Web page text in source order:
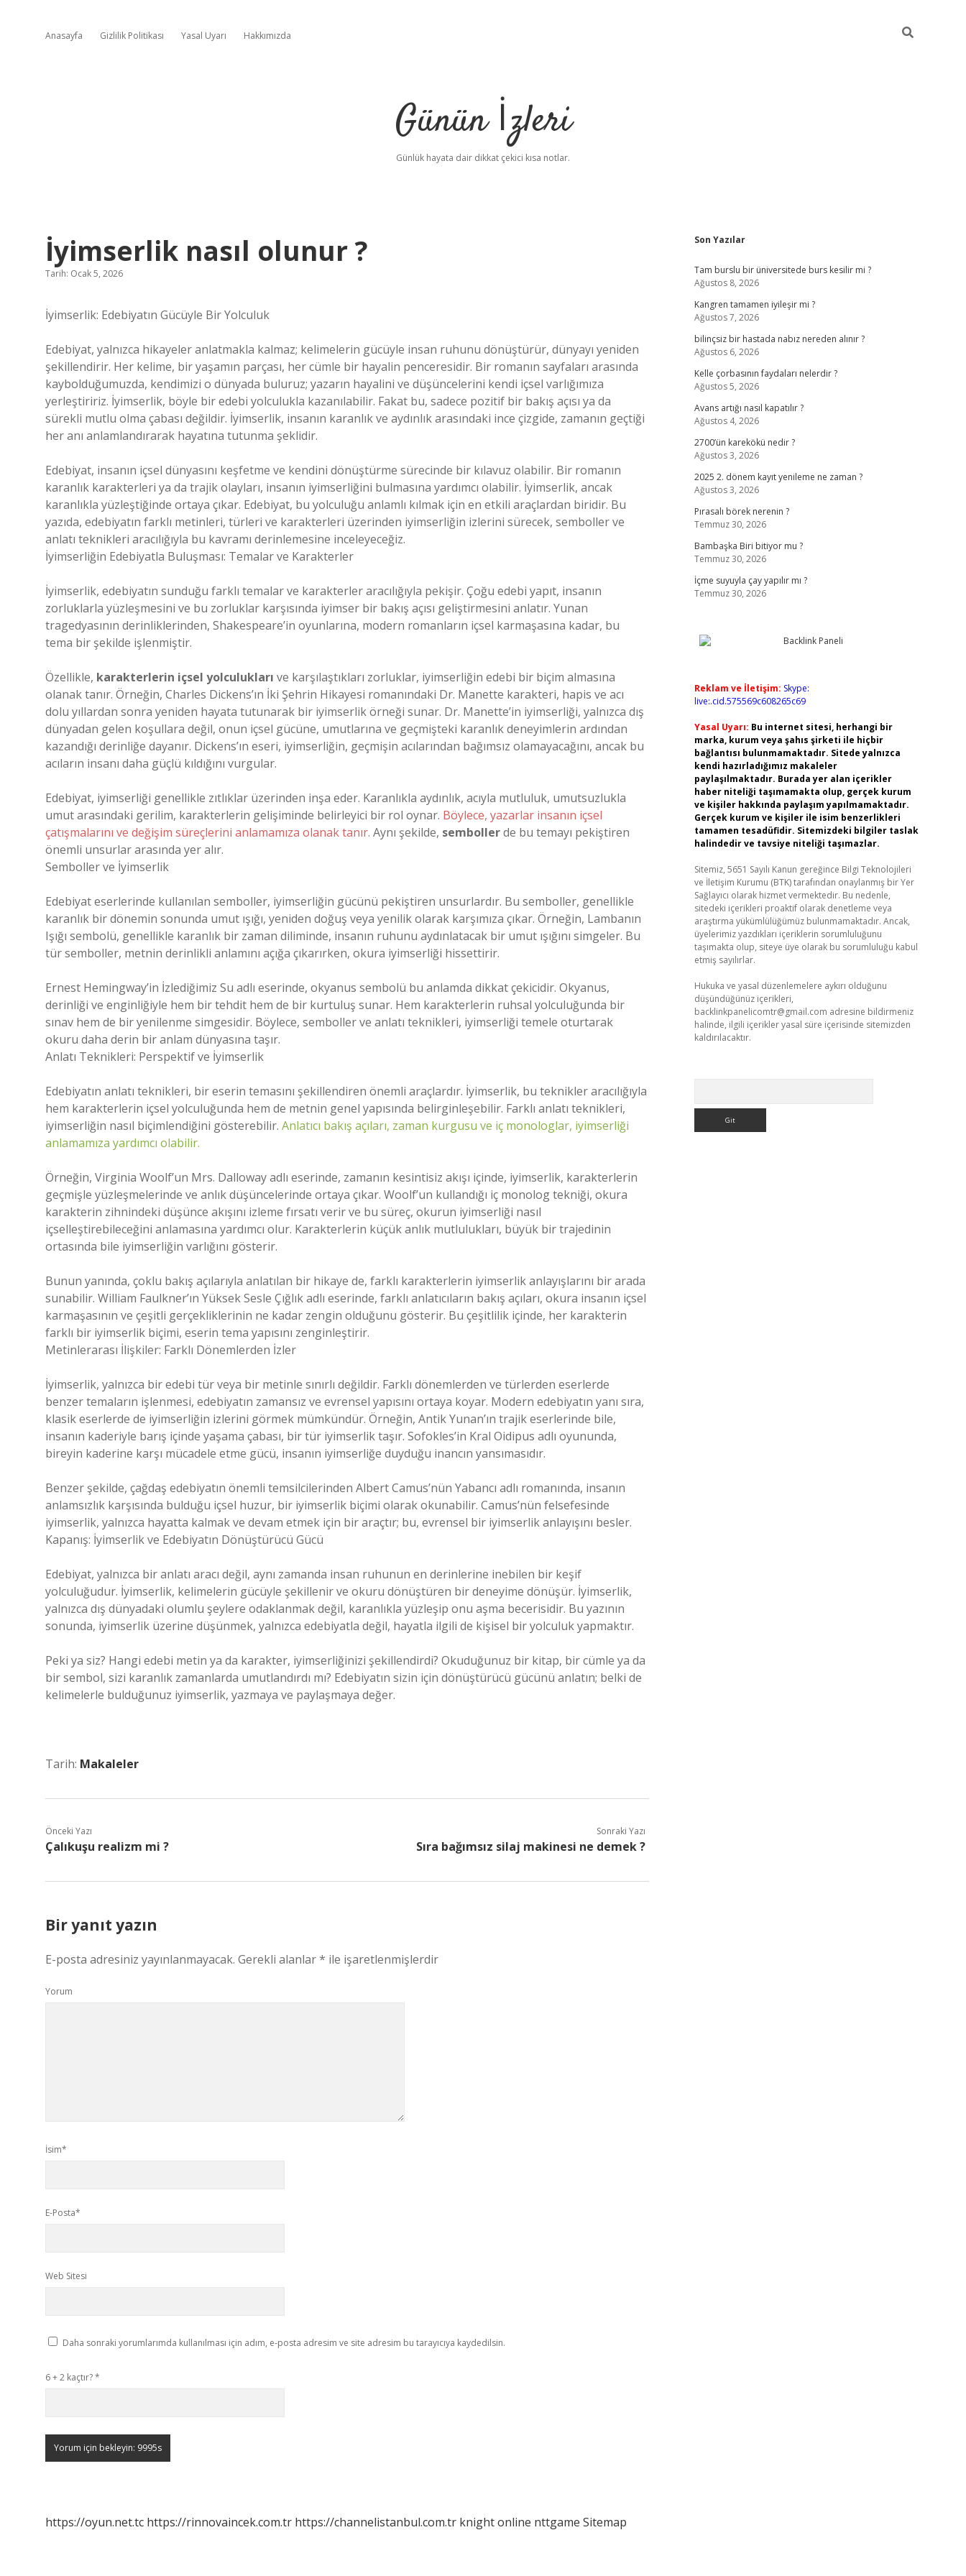
Anasayfa Gizlilik Politikası Yasal Uyarı Hakkımızda
Günün İzleri
Günlük hayata dair dikkat çekici kısa notlar.
İyimserlik nasıl olunur ?
Tarih: Ocak 5, 2026
İyimserlik: Edebiyatın Gücüyle Bir Yolculuk
Edebiyat, yalnızca hikayeler anlatmakla kalmaz; kelimelerin gücüyle insan ruhunu dönüştürür, dünyayı yeniden
şekillendirir. Her kelime, bir yaşamın parçası, her cümle bir hayalin penceresidir. Bir romanın sayfaları arasında
kaybolduğumuzda, kendimizi o dünyada buluruz; yazarın hayalini ve düşüncelerini kendi içsel varlığımıza
yerleştiririz. İyimserlik, böyle bir edebi yolculukla kazanılabilir. Fakat bu, sadece pozitif bir bakış açısı ya da
sürekli mutlu olma çabası değildir. İyimserlik, insanın karanlık ve aydınlık arasındaki ince çizgide, zamanın geçtiği
her anı anlamlandırarak hayatına tutunma şeklidir.
Edebiyat, insanın içsel dünyasını keşfetme ve kendini dönüştürme sürecinde bir kılavuz olabilir. Bir romanın
karanlık karakterleri ya da trajik olayları, insanın iyimserliğini bulmasına yardımcı olabilir. İyimserlik, ancak
karanlıkla yüzleştiğinde ortaya çıkar. Edebiyat, bu yolculuğu anlamlı kılmak için en etkili araçlardan biridir. Bu
yazıda, edebiyatın farklı metinleri, türleri ve karakterleri üzerinden iyimserliğin izlerini sürecek, semboller ve
anlatı teknikleri aracılığıyla bu kavramı derinlemesine inceleyeceğiz.
İyimserliğin Edebiyatla Buluşması: Temalar ve Karakterler
İyimserlik, edebiyatın sunduğu farklı temalar ve karakterler aracılığıyla pekişir. Çoğu edebi yapıt, insanın
zorluklarla yüzleşmesini ve bu zorluklar karşısında iyimser bir bakış açısı geliştirmesini anlatır. Yunan
tragedyasının derinliklerinden, Shakespeare’in oyunlarına, modern romanların içsel karmaşasına kadar, bu
tema bir şekilde işlenmiştir.
Özellikle, karakterlerin içsel yolculukları ve karşılaştıkları zorluklar, iyimserliğin edebi bir biçim almasına
olanak tanır. Örneğin, Charles Dickens’ın İki Şehrin Hikayesi romanındaki Dr. Manette karakteri, hapis ve acı
dolu yıllardan sonra yeniden hayata tutunarak bir iyimserlik örneği sunar. Dr. Manette’in iyimserliği, yalnızca dış
dünyadan gelen koşullara değil, onun içsel gücüne, umutlarına ve geçmişteki karanlık deneyimlerin ardından
kazandığı derinliğe dayanır. Dickens’ın eseri, iyimserliğin, geçmişin acılarından bağımsız olamayacağını, ancak bu
acıların insanı daha güçlü kıldığını vurgular.
Edebiyat, iyimserliği genellikle zıtlıklar üzerinden inşa eder. Karanlıkla aydınlık, acıyla mutluluk, umutsuzlukla
umut arasındaki gerilim, karakterlerin gelişiminde belirleyici bir rol oynar. Böylece, yazarlar insanın içsel
çatışmalarını ve değişim süreçlerini anlamamıza olanak tanır. Aynı şekilde, sembollerde bu temayı pekiştiren
önemli unsurlar arasında yer alır.
Semboller ve İyimserlik
Edebiyat eserlerinde kullanılan semboller, iyimserliğin gücünü pekiştiren unsurlardır. Bu semboller, genellikle
karanlık bir dönemin sonunda umut ışığı, yeniden doğuş veya yenilik olarak karşımıza çıkar. Örneğin, Lambanın
Işığı sembolü, genellikle karanlık bir zaman diliminde, insanın ruhunu aydınlatacak bir umut ışığını simgeler. Bu
tür semboller, metnin derinlikli anlamını açığa çıkarırken, okura iyimserliği hissettirir.
Ernest Hemingway’in İzlediğimiz Su adlı eserinde, okyanus sembolü bu anlamda dikkat çekicidir. Okyanus,
derinliği ve enginliğiyle hem bir tehdit hem de bir kurtuluş sunar. Hem karakterlerin ruhsal yolculuğunda bir
sınav hem de bir yenilenme simgesidir. Böylece, semboller ve anlatı teknikleri, iyimserliği temele oturtarak
okuru daha derin bir anlam dünyasına taşır.
Anlatı Teknikleri: Perspektif ve İyimserlik
Edebiyatın anlatı teknikleri, bir eserin temasını şekillendiren önemli araçlardır. İyimserlik, bu teknikler aracılığıyla
hem karakterlerin içsel yolculuğunda hem de metnin genel yapısında belirginleşebilir. Farklı anlatı teknikleri,
iyimserliğin nasıl biçimlendiğini gösterebilir. Anlatıcı bakış açıları, zaman kurgusu ve iç monologlar, iyimserliği
anlamamıza yardımcı olabilir.
Örneğin, Virginia Woolf’un Mrs. Dalloway adlı eserinde, zamanın kesintisiz akışı içinde, iyimserlik, karakterlerin
geçmişle yüzleşmelerinde ve anlık düşüncelerinde ortaya çıkar. Woolf’un kullandığı iç monolog tekniği, okura
karakterin zihnindeki düşünce akışını izleme fırsatı verir ve bu süreç, okurun iyimserliği nasıl
içselleştirebileceğini anlamasına yardımcı olur. Karakterlerin küçük anlık mutlulukları, büyük bir trajedinin
ortasında bile iyimserliğin varlığını gösterir.
Bunun yanında, çoklu bakış açılarıyla anlatılan bir hikaye de, farklı karakterlerin iyimserlik anlayışlarını bir arada
sunabilir. William Faulkner’ın Yüksek Sesle Çığlık adlı eserinde, farklı anlatıcıların bakış açıları, okura insanın içsel
karmaşasının ve çeşitli gerçekliklerinin ne kadar zengin olduğunu gösterir. Bu çeşitlilik içinde, her karakterin
farklı bir iyimserlik biçimi, eserin tema yapısını zenginleştirir.
Metinlerarası İlişkiler: Farklı Dönemlerden İzler
İyimserlik, yalnızca bir edebi tür veya bir metinle sınırlı değildir. Farklı dönemlerden ve türlerden eserlerde
benzer temaların işlenmesi, edebiyatın zamansız ve evrensel yapısını ortaya koyar. Modern edebiyatın yanı sıra,
klasik eserlerde de iyimserliğin izlerini görmek mümkündür. Örneğin, Antik Yunan’ın trajik eserlerinde bile,
insanın kaderiyle barış içinde yaşama çabası, bir tür iyimserlik taşır. Sofokles’in Kral Oidipus adlı oyununda,
bireyin kaderine karşı mücadele etme gücü, insanın iyimserliğe duyduğu inancın yansımasıdır.
Benzer şekilde, çağdaş edebiyatın önemli temsilcilerinden Albert Camus’nün Yabancı adlı romanında, insanın
anlamsızlık karşısında bulduğu içsel huzur, bir iyimserlik biçimi olarak okunabilir. Camus’nün felsefesinde
iyimserlik, yalnızca hayatta kalmak ve devam etmek için bir araçtır; bu, evrensel bir iyimserlik anlayışını besler.
Kapanış: İyimserlik ve Edebiyatın Dönüştürücü Gücü
Edebiyat, yalnızca bir anlatı aracı değil, aynı zamanda insan ruhunun en derinlerine inebilen bir keşif
yolculuğudur. İyimserlik, kelimelerin gücüyle şekillenir ve okuru dönüştüren bir deneyime dönüşür. İyimserlik,
yalnızca dış dünyadaki olumlu şeylere odaklanmak değil, karanlıkla yüzleşip onu aşma becerisidir. Bu yazının
sonunda, iyimserlik üzerine düşünmek, yalnızca edebiyatla değil, hayatla ilgili de kişisel bir yolculuk yapmaktır.
Peki ya siz? Hangi edebi metin ya da karakter, iyimserliğinizi şekillendirdi? Okuduğunuz bir kitap, bir cümle ya da
bir sembol, sizi karanlık zamanlarda umutlandırdı mı? Edebiyatın sizin için dönüştürücü gücünü anlatın; belki de
kelimelerle bulduğunuz iyimserlik, yazmaya ve paylaşmaya değer.
Tarih: Makaleler
Önceki Yazı
Çalıkuşu realizm mi ?
Sonraki Yazı
Sıra bağımsız silaj makinesi ne demek ?
Bir yanıt yazın
E-posta adresiniz yayınlanmayacak. Gerekli alanlar* ile işaretlenmişlerdir
Yorum
İsim*
E-Posta*
Web Sitesi
Daha sonraki yorumlarımda kullanılması için adım, e-posta adresim ve site adresim bu tarayıcıya kaydedilsin.
6 + 2 kaçtır?*
https://oyun.net.tc https://rinnovaincek.com.tr https://channelistanbul.com.tr knight online nttgame Sitemap
Sidebar
Son Yazılar
Tam burslu bir üniversitede burs kesilir mi ?
Ağustos 8, 2026
Kangren tamamen iyileşir mi ?
Ağustos 7, 2026
bilinçsiz bir hastada nabız nereden alınır ?
Ağustos 6, 2026
Kelle çorbasının faydaları nelerdir ?
Ağustos 5, 2026
Avans artığı nasıl kapatılır ?
Ağustos 4, 2026
2700’ün karekökü nedir ?
Ağustos 3, 2026
2025 2. dönem kayıt yenileme ne zaman ?
Ağustos 3, 2026
Pırasalı börek nerenin ?
Temmuz 30, 2026
Bambaşka Biri bitiyor mu ?
Temmuz 30, 2026
İçme suyuyla çay yapılır mı ?
Temmuz 30, 2026
Reklam ve İletişim: Skype:
live:.cid.575569c608265c69
Yasal Uyarı: Bu internet sitesi, herhangi bir
marka, kurum veya şahıs şirketi ile hiçbir
bağlantısı bulunmamaktadır. Sitede yalnızca
kendi hazırladığımız makaleler
paylaşılmaktadır. Burada yer alan içerikler
haber niteliği taşımamakta olup, gerçek kurum
ve kişiler hakkında paylaşım yapılmamaktadır.
Gerçek kurum ve kişiler ile isim benzerlikleri
tamamen tesadüfidir. Sitemizdeki bilgiler taslak
halindedir ve tavsiye niteliği taşımazlar.
Sitemiz, 5651 Sayılı Kanun gereğince Bilgi Teknolojileri
ve İletişim Kurumu (BTK) tarafından onaylanmış bir Yer
Sağlayıcı olarak hizmet vermektedir. Bu nedenle,
sitedeki içerikleri proaktif olarak denetleme veya
araştırma yükümlülüğümüz bulunmamaktadır. Ancak,
üyelerimiz yazdıkları içeriklerin sorumluluğunu
taşımakta olup, siteye üye olarak bu sorumluluğu kabul
etmiş sayılırlar.
Hukuka ve yasal düzenlemelere aykırı olduğunu
düşündüğünüz içerikleri,
backlinkpanelicomtr@gmail.com adresine bildirmeniz
halinde, ilgili içerikler yasal süre içerisinde sitemizden
kaldırılacaktır.
vdcasino güncel giriş